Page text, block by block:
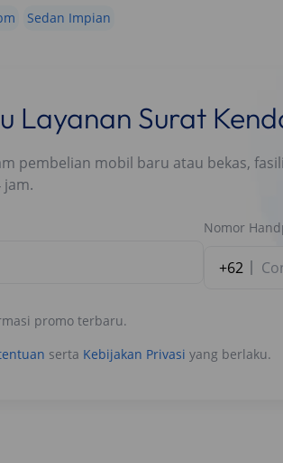
Sedan Impian
Layanan Surat
pembelian mobil baru atau bekas,
Nomor
+62
promo terbaru.
serta Kebijakan Privasi yang berlaku.